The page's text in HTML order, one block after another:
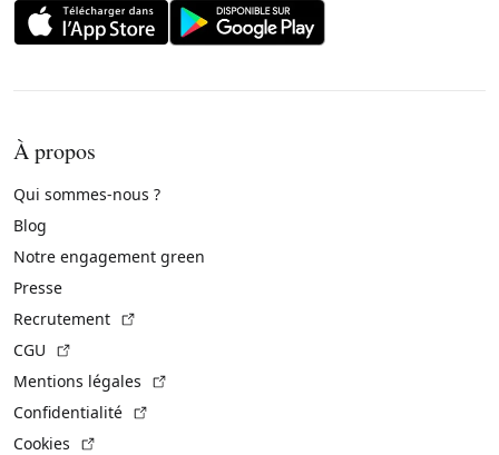
À propos
Qui sommes-nous ?
Blog
Notre engagement green
Presse
Recrutement
CGU
Mentions légales
Confidentialité
Cookies